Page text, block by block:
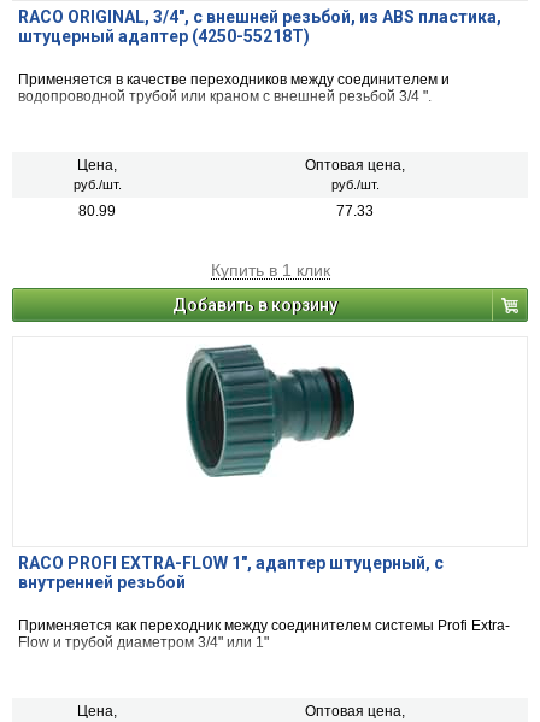
RACO ORIGINAL, 3/4″, с внешней резьбой, из ABS пластика,
штуцерный адаптер (4250-55218T)
Применяется в качестве переходников между соединителем и
водопроводной трубой или краном с внешней резьбой 3/4 ".
Цена,
руб./шт.
Оптовая цена,
руб./шт.
80.99 77.33
Купить в 1 клик
Добавить в корзину
RACO PROFI EXTRA-FLOW 1", адаптер штуцерный, с
внутренней резьбой
Применяется как переходник между соединителем системы Profi Extra-
Flow и трубой диаметром 3/4" или 1"
Цена, Оптовая цена,